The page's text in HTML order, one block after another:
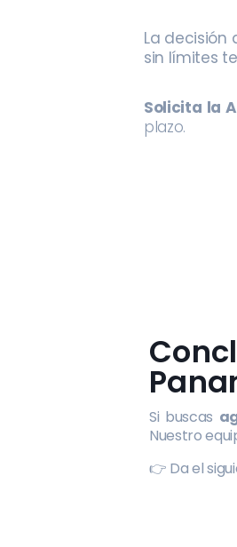
La decisión
sin límites
Solicita la
plazo.
Si buscas
Nuestro
👉 Da el